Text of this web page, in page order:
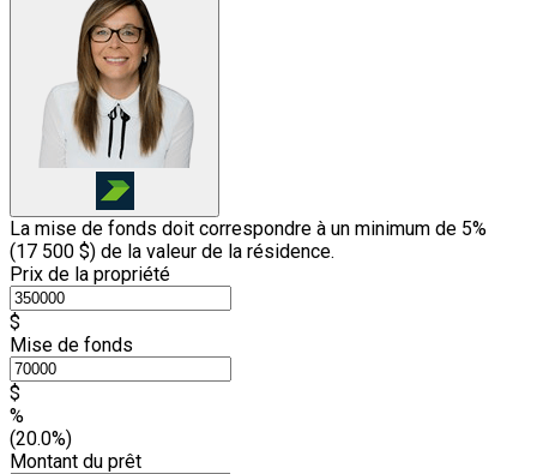
La mise de fonds doit correspondre à un minimum de 5%
(17 500 $) de la valeur de la résidence.
Prix de la propriété
$
Mise de fonds
$
%
(20.0%)
Montant du prêt